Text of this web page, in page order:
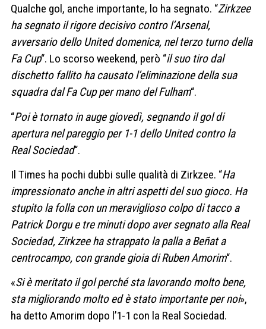
Qualche gol, anche importante, lo ha segnato. “Zirkzee
ha segnato il rigore decisivo contro l’Arsenal,
avversario dello United domenica, nel terzo turno della
Fa Cup“. Lo scorso weekend, però “il suo tiro dal
dischetto fallito ha causato l’eliminazione della sua
squadra dal Fa Cup per mano del Fulham“.
“Poi è tornato in auge giovedì, segnando il gol di
apertura nel pareggio per 1-1 dello United contro la
Real Sociedad“.
Il Times ha pochi dubbi sulle qualità di Zirkzee. “Ha
impressionato anche in altri aspetti del suo gioco. Ha
stupito la folla con un meraviglioso colpo di tacco a
Patrick Dorgu e tre minuti dopo aver segnato alla Real
Sociedad, Zirkzee ha strappato la palla a Beñat a
centrocampo, con grande gioia di Ruben Amorim“.
«Si è meritato il gol perché sta lavorando molto bene,
sta migliorando molto ed è stato importante per noi»,
ha detto Amorim dopo l’1-1 con la Real Sociedad.